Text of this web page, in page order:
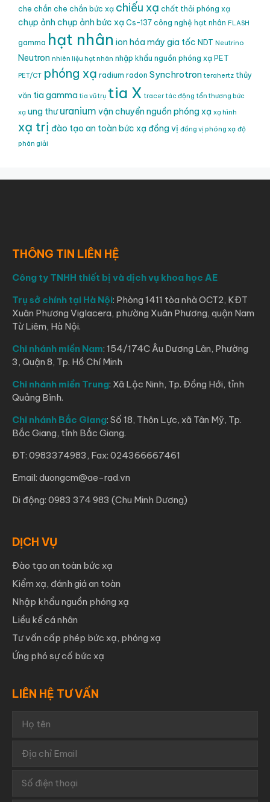
che chắn che chắn bức xạ chiếu xạ chất thải phóng xạ
chụp ảnh chụp ảnh bức xạ Cs-137 công nghệ hạt nhân FLASH
gamma hạt nhân ion hóa máy gia tốc NDT Neutrino
Neutron nhiên liệu hạt nhân nhập khẩu nguồn phóng xạ PET
PET/CT phóng xạ radium radon Synchrotron terahertz thủy
văn tia gamma tia vũ trụ tia X tracer tác động tổn thương bức
xạ ung thư uranium vận chuyển nguồn phóng xạ xạ hình
xạ trị đào tạo an toàn bức xạ đồng vị đồng vị phóng xạ độ
phân giải
THÔNG TIN LIÊN HỆ
Công ty TNHH thiết bị và dịch vụ khoa học AE
Trụ sở chính tại Hà Nội: Phòng 1411 tòa nhà OCT2, KĐT
Xuân Phương Viglacera, phường Xuân Phương, quận Nam
Từ Liêm, Hà Nội.
Chi nhánh miền Nam: 154/174C Âu Dương Lân, Phường
3, Quận 8, Tp. Hồ Chí Minh
Chi nhánh miền Trung: Xã Lộc Ninh, Tp. Đồng Hới, tỉnh
Quảng Bình.
Chi nhánh Bắc Giang: Số 18, Thôn Lực, xã Tân Mỹ, Tp.
Bắc Giang, tỉnh Bắc Giang.
ĐT: 0983374983, Fax: 024366667461
Email: duongcm@ae-rad.vn
Di động: 0983 374 983 (Chu Minh Dương)
DỊCH VỤ
Đào tạo an toàn bức xạ
Kiểm xạ, đánh giá an toàn
Nhập khẩu nguồn phóng xạ
Liều kế cá nhân
Tư vấn cấp phép bức xạ, phóng xạ
Ứng phó sự cố bức xạ
LIÊN HỆ TƯ VẤN